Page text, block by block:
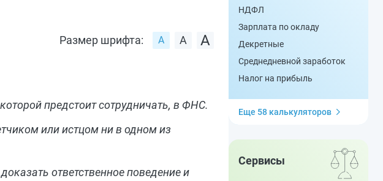
Размер шрифта:
предстоит сотрудничать, в ФНС.
или истцом ни в одном из
ответственное поведение и
НДФЛ
Зарплата по окладу
Декретные
Среднедневной заработок
Налог на прибыль
Еще 58 калькуляторов
Сервисы